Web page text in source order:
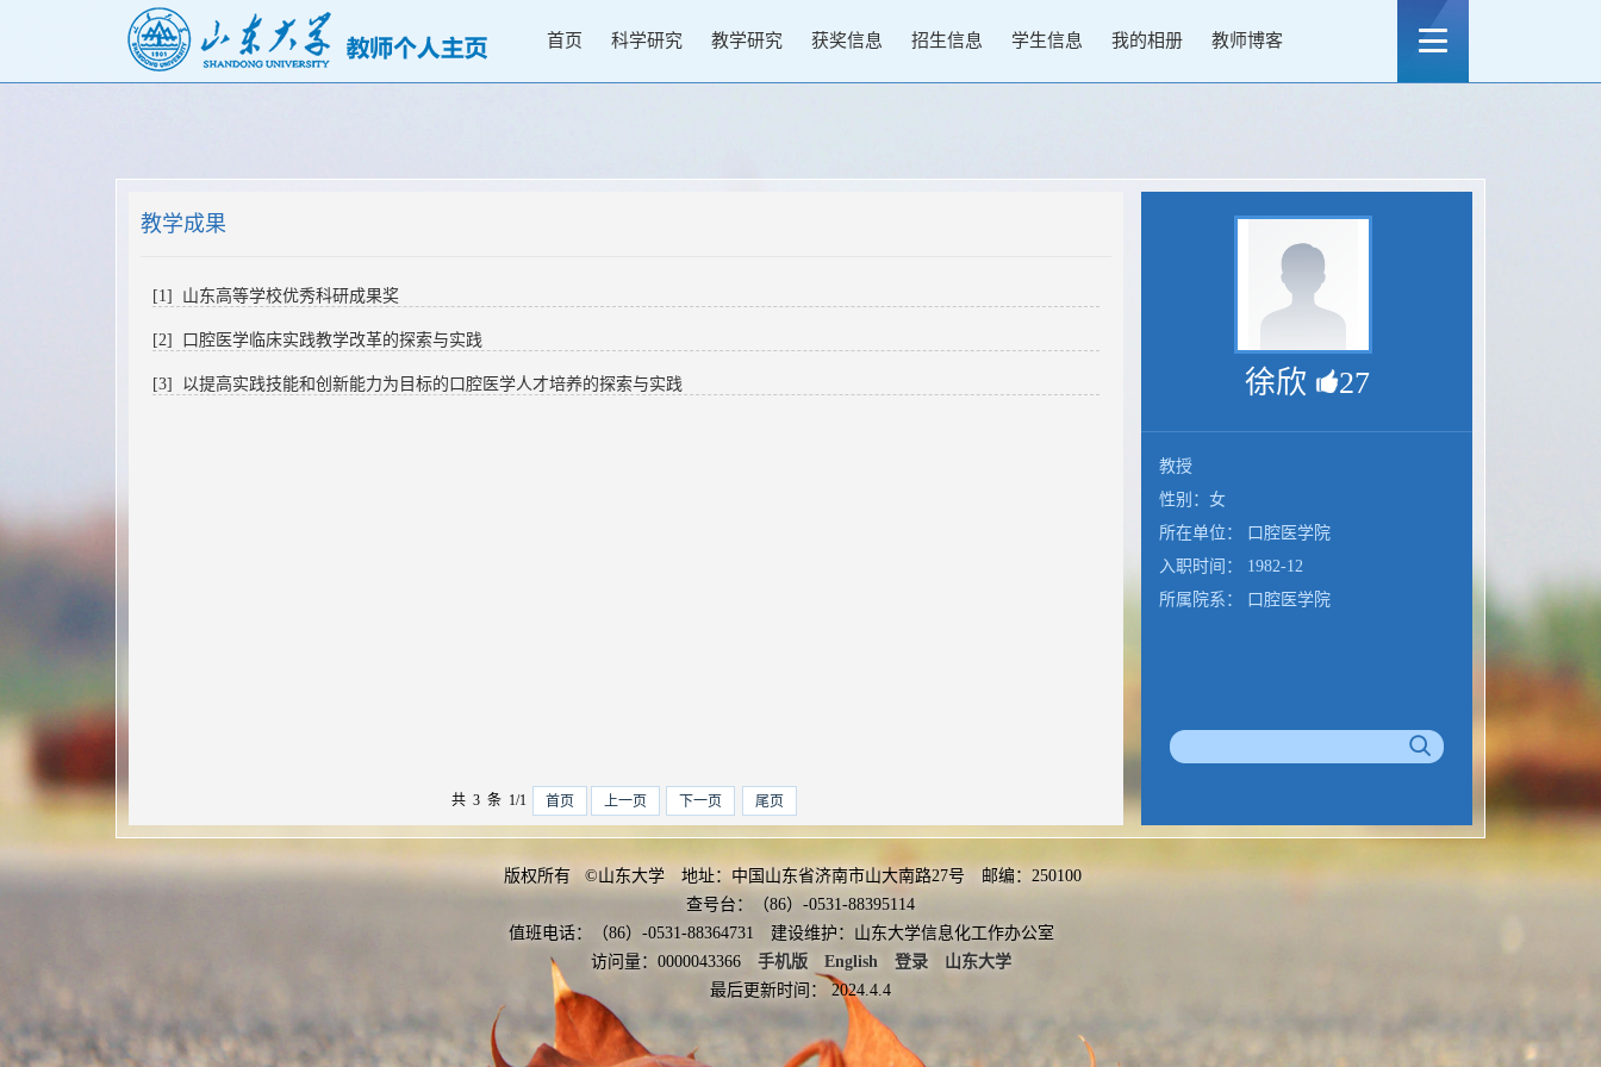
首页 科学研究 教学研究 获奖信息 招生信息 学生信息 我的相册 教师博客
教学成果
[1] 山东高等学校优秀科研成果奖
[2] 口腔医学临床实践教学改革的探索与实践
[3] 以提高实践技能和创新能力为目标的口腔医学人才培养的探索与实践
共 3 条 1/1 首页 上一页 下一页 尾页
徐欣 27
教授
性别：女
所在单位： 口腔医学院
入职时间： 1982-12
所属院系： 口腔医学院
版权所有 ©山东大学 地址：中国山东省济南市山大南路27号 邮编：250100
查号台：（86）-0531-88395114
值班电话：（86）-0531-88364731 建设维护：山东大学信息化工作办公室
访问量： 0000043366 手机版 English 登录
山东大学
最后更新时间： 2024.4.4